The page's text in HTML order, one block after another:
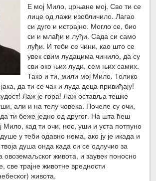
Е мој Мило, црњане мој. Сво ти се
лице од лажи изобличило. Лагао
си дуго и истрајно. Могло се, био
си и млађи и луђи. Сада си само
луђи. И теби се чини, као што се
увек свим лудацима чинило, да су
сви око њих луди, сем њих самих.
Тако и ти, мили мој Мило. Толико
да ти се чак и луда деца привиђају!
Лаж је гора! Лаж оставља тешке
али и на телу човека. Почеле су очи,
ти беже једно од другог. На шта ћеш
Мило, кад ти очи, нос, уши и уста потпуно
у теби одавно нема, ако ју је икада и
душа онда када си се одлучио за
овоземаљског живота, и заувек поносно
све трајне животне вредности
живота.